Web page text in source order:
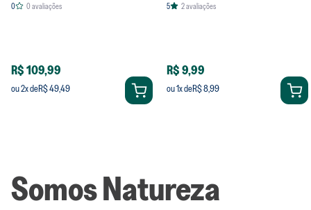
0 0avaliações
R$ 109,99
ou2x deR$ 49,49
5 2avaliações
R$ 9,99
ou1x deR$ 8,99
Somos Natureza